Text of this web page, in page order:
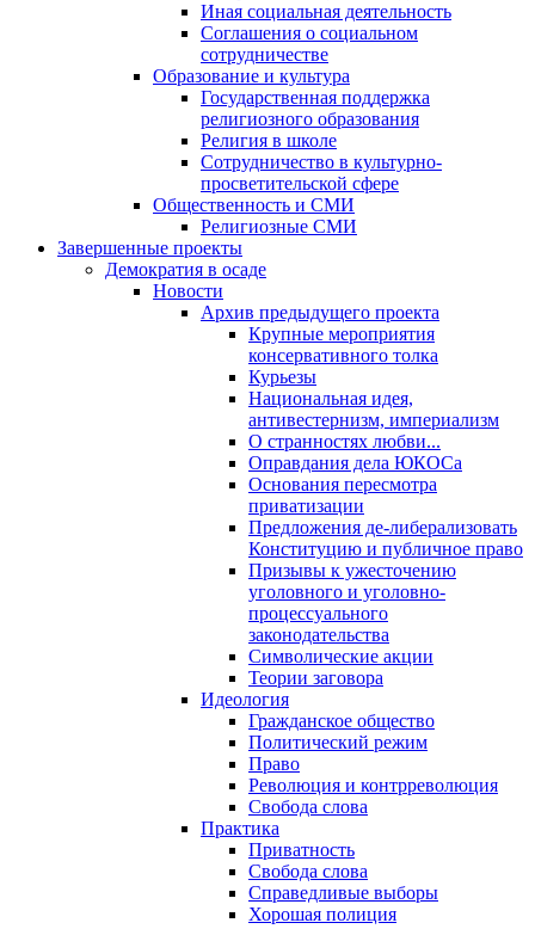
Иная социальная деятельность
Соглашения о социальном
сотрудничестве
Образование и культура
Государственная поддержка
религиозного образования
Религия в школе
Сотрудничество в культурно-
просветительской сфере
Общественность и СМИ
Религиозные СМИ
Завершенные проекты
Демократия в осаде
Новости
Архив предыдущего проекта
Крупные мероприятия
консервативного толка
Курьезы
Национальная идея,
антивестернизм, империализм
О странностях любви...
Оправдания дела ЮКОСа
Основания пересмотра
приватизации
Предложения де-либерализовать
Конституцию и публичное право
Призывы к ужесточению
уголовного и уголовно-
процессуального
законодательства
Символические акции
Теории заговора
Идеология
Гражданское общество
Политический режим
Право
Революция и контрреволюция
Свобода слова
Практика
Приватность
Свобода слова
Справедливые выборы
Хорошая полиция